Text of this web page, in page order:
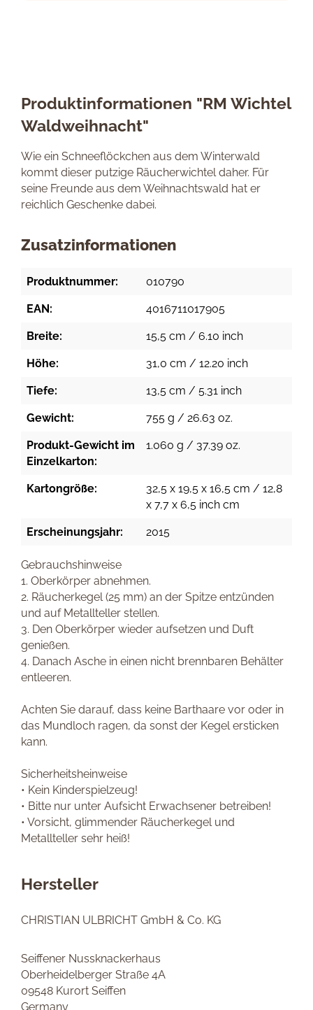
Produktinformationen "RM Wichtel
Waldweihnacht"
Wie ein Schneeflöckchen aus dem Winterwald
kommt dieser putzige Räucherwichtel daher. Für
seine Freunde aus dem Weihnachtswald hat er
reichlich Geschenke dabei.
Zusatzinformationen
Produktnummer: 010790
EAN: 4016711017905
Breite: 15,5 cm / 6.10 inch
Höhe: 31,0 cm / 12.20 inch
Tiefe: 13,5 cm / 5.31 inch
Gewicht: 755 g / 26.63 oz.
Produkt-Gewicht im
Einzelkarton:
1.060 g / 37.39 oz.
Kartongröße:
32,5 x 19,5 x 16,5 cm / 12,8
x 7,7 x 6,5 inch cm
Erscheinungsjahr: 2015
Gebrauchshinweise
1. Oberkörper abnehmen.
2. Räucherkegel (25 mm) an der Spitze entzünden
und auf Metallteller stellen.
3. Den Oberkörper wieder aufsetzen und Duft
genießen.
4. Danach Asche in einen nicht brennbaren Behälter
entleeren.
Achten Sie darauf, dass keine Barthaare vor oder in
das Mundloch ragen, da sonst der Kegel ersticken
kann.
Sicherheitsheinweise
• Kein Kinderspielzeug!
• Bitte nur unter Aufsicht Erwachsener betreiben!
• Vorsicht, glimmender Räucherkegel und
Metallteller sehr heiß!
Hersteller
CHRISTIAN ULBRICHT GmbH & Co. KG
Seiffener Nussknackerhaus
Oberheidelberger Straße 4A
09548 Kurort Seiffen
Germany